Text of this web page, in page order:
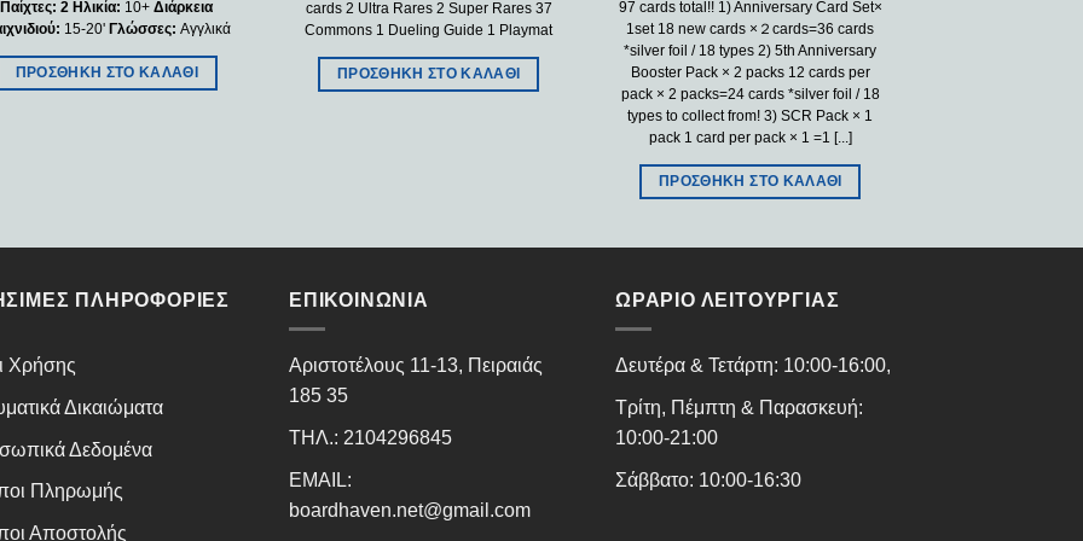
Παίχτες: 2 Ηλικία: 10+Διάρκεια
15-20' Γλώσσες: Αγγλικά
ΠΡΟΣΘΉΚΗ ΣΤΟ ΚΑΛΆΘΙ
cards 2 Ultra Rares 2 Super Rares 37
Commons 1 Dueling Guide 1 Playmat
ΠΡΟΣΘΉΚΗ ΣΤΟ ΚΑΛΆΘΙ
97 cards total!! 1) Anniversary Card Set×
1set 18 new cards ×２cards=36 cards
*silver foil / 18 types 2) 5th Anniversary
Booster Pack × 2 packs 12 cards per
pack × 2 packs=24 cards *silver foil / 18
types to collect from! 3) SCR Pack × 1
pack 1 card per pack × 1 =1 [...]
ΠΡΟΣΘΉΚΗ ΣΤΟ ΚΑΛΆΘΙ
ΠΛΗΡΟΦΟΡΊΕΣ
Χρήσης
Δικαιώματα
Δεδομένα
Πληρωμής
Αποστολής
ΕΠΙΚΟΙΝΩΝΊΑ
Αριστοτέλους 11-13, Πειραιάς
185 35
ΤΗΛ.: 2104296845
EMAIL:
boardhaven.net@gmail.com
ΩΡΑΡΙΟ ΛΕΙΤΟΥΡΓΙΑΣ
Δευτέρα & Τετάρτη: 10:00-16:00,
Τρίτη, Πέμπτη & Παρασκευή:
10:00-21:00
Σάββατο: 10:00-16:30